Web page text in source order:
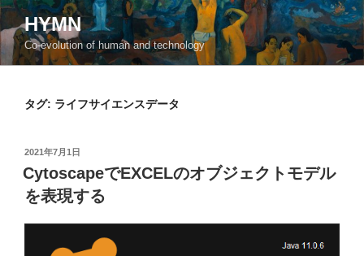
コ
ン
テ
ン
HYMN
Co-evolution of human and technology
タグ: ライフサイエンスデータ
投
稿
日:
2021年7月1日
CytoscapeでEXCELのオブジェクトモデル
を表現する